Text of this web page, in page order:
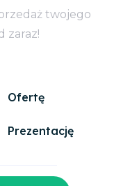
twojego
zaraz!
Ofertę
Prezentację